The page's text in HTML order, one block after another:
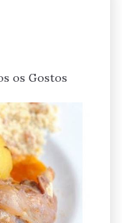
os Gostos